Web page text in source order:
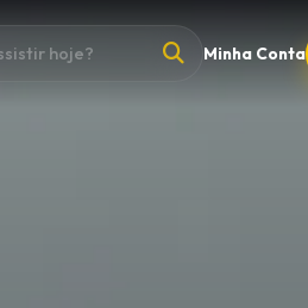
Minha Conta